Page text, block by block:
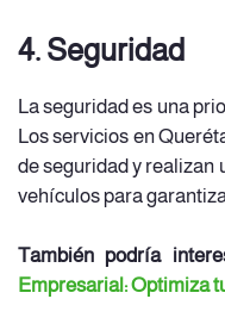
4. Seguridad
La seguridad es una
Los servicios en
de seguridad y realizan
vehículos para
También podría
Empresarial: Optimiza